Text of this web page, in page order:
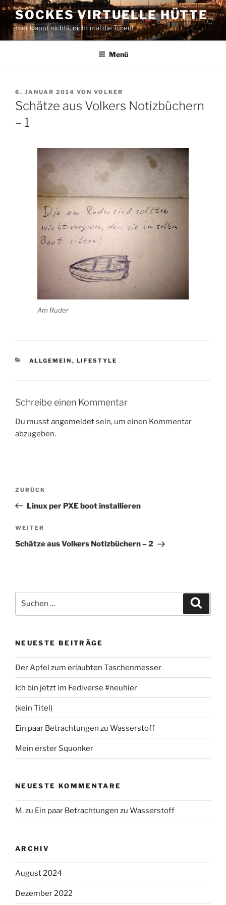
Zum
Inhalt
springen
SOCKES VIRTUELLE HÜTTE
Hier klappt nichts, nicht mal die Türen!
Menü
VERÖFFENTLICHT
AM
6. JANUAR 2014 VON VOLKER
Schätze aus Volkers Notizbüchern
– 1
Am Ruder
KATEGORIEN
ALLGEMEIN , LIFESTYLE
Schreibe einen Kommentar
Du musstangemeldetsein, um einen Kommentar
abzugeben.
Beitragsnavigation
Vorheriger
Beitrag
ZURÜCK
Linux per PXE boot installieren
Nächster
Beitrag
WEITER
Schätze aus Volkers Notizbüchern – 2
nach:
NEUESTE BEITRÄGE
Der Apfel zum erlaubten Taschenmesser
Ich bin jetzt im Fediverse #neuhier
(kein Titel)
Ein paar Betrachtungen zu Wasserstoff
Mein erster Squonker
NEUESTE KOMMENTARE
M.zu Ein paar Betrachtungen zu Wasserstoff
ARCHIV
August 2024
Dezember 2022